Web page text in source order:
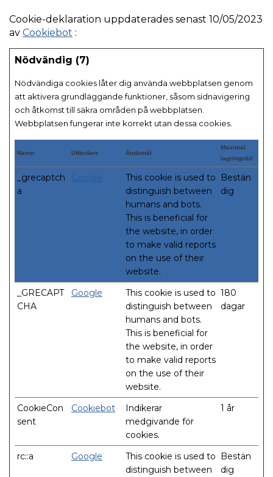
Cookie-deklaration uppdaterades senast 10/05/2023
av Cookiebot :
Nödvändig (7)
Nödvändiga cookies låter dig använda webbplatsen genom
att aktivera grundläggande funktioner, såsom sidnavigering
och åtkomst till säkra områden på webbplatsen.
Webbplatsen fungerar inte korrekt utan dessa cookies.
Namn Utfärdare Ändamål
Maximal
lagringstid
_grecaptch
a
Google
This cookie is used to
distinguish between
humans and bots.
This is beneficial for
the website, in order
to make valid reports
on the use of their
website.
Bestän
dig
_GRECAPT
CHA
Google
This cookie is used to
distinguish between
humans and bots.
This is beneficial for
the website, in order
to make valid reports
on the use of their
website.
180
dagar
CookieCon
sent
Cookiebot
Indikerar
medgivande för
cookies.
1 år
rc::a Google
This cookie is used to
distinguish between
Bestän
dig